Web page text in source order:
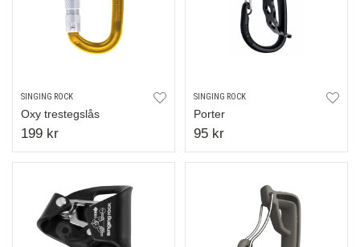
SINGING ROCK
Oxy trestegslås
199 kr
SINGING ROCK
Porter
95 kr